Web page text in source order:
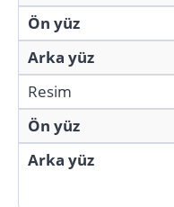
Ön yüz
Arka yüz
Resim
Ön yüz
Arka yüz